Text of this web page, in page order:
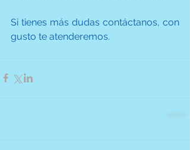
Si tienes más dudas contáctanos, con
gusto te atenderemos.